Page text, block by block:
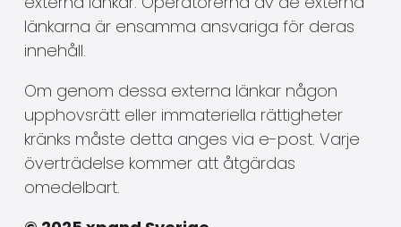
länkarna är ensamma ansvariga för deras
innehåll.
Om genom dessa externa länkar någon
upphovsrätt eller immateriella rättigheter
kränks måste detta anges via e-post. Varje
överträdelse kommer att åtgärdas
omedelbart.